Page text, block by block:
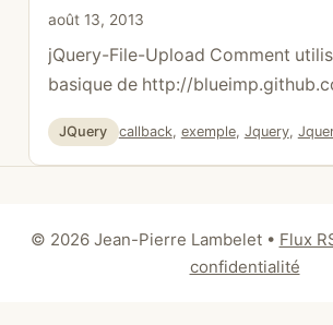
août 13, 2013
jQuery-File-Upload Comment
basique de http://
File-Upload/ et faire en sorte
pour tous les navigateurs
Internet Explorer). La version
librairies et surtout d’être
à importer dans un site web déjà
Catégories
JQuery Étiquettes
callback, exemple, Jquery,
© 2026 Jean-Pierre Lambelet• Flux
confidentialité